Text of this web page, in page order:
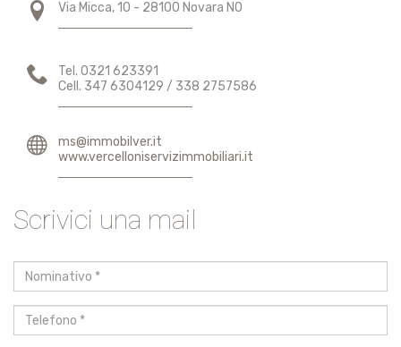
Via Micca, 10 - 28100 Novara NO
Tel. 0321 623391
Cell. 347 6304129 / 338 2757586
ms@immobilver.it
www.vercelloniservizimmobiliari.it
Scrivici una mail
Nominativo
Telefono